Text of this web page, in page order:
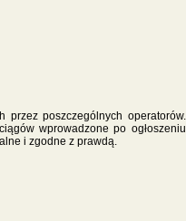
przez poszczególnych operatorów.
wprowadzone po ogłoszeniu
i zgodne z prawdą.